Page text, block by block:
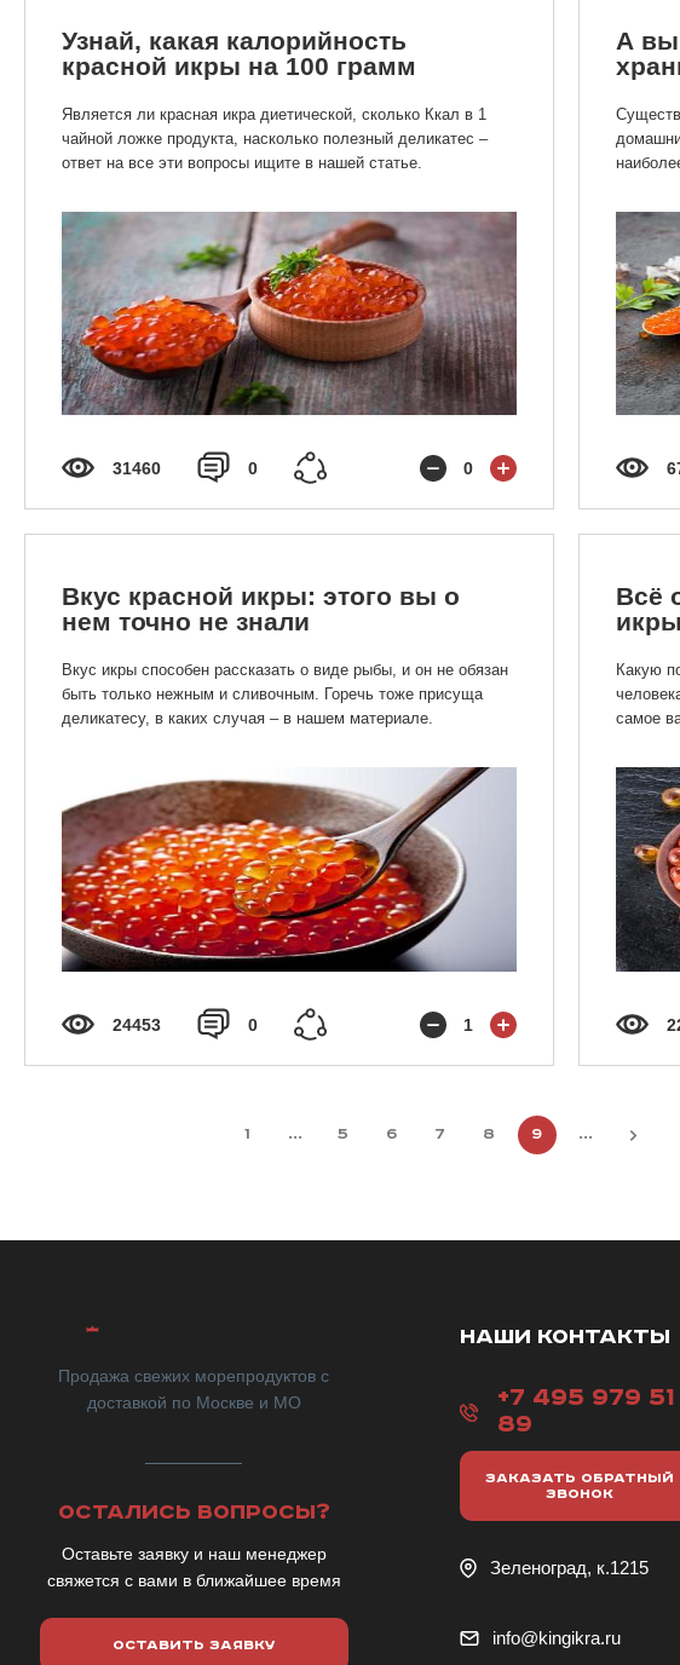
Узнай, какая калорийность
красной икры на 100 грамм
Является ли красная икра диетической, сколько Ккал в 1
чайной ложке продукта, насколько полезный деликатес –
ответ на все эти вопросы ищите в нашей статье.
31460 0 0
А вы
Вкус красной икры: этого вы о
нем точно не знали
Вкус икры способен рассказать о виде рыбы, и он не обязан
быть только нежным и сливочным. Горечь тоже присуща
деликатесу, в каких случая – в нашем материале.
24453 0 1
Всё
Какую
самое
1 ... 5 6 7 8 9 ...
Продажа свежих морепродуктов с
доставкой по Москве и МО
ОСТАЛИСЬ ВОПРОСЫ?
Оставьте заявку и наш менеджер
свяжется с вами в ближайшее время
ОСТАВИТЬ ЗАЯВКУ
НАШИ КОНТАКТЫ
+7 495 979 51
89
ЗАКАЗАТЬ ОБРАТНЫЙ
ЗВОНОК
Зеленоград, к.1215
info@kingikra.ru